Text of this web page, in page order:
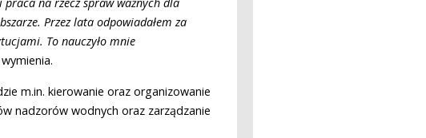
Przez lata odpowiadałem za
To nauczyło mnie
m.in. kierowanie oraz organizowanie
nadzorów wodnych oraz zarządzanie